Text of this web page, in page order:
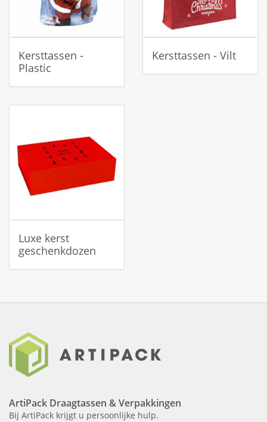
Kersttassen -
Plastic
Kersttassen - Vilt
Luxe kerst
geschenkdozen
ArtiPack Draagtassen & Verpakkingen
Bij ArtiPack krijgt u persoonlijke hulp.